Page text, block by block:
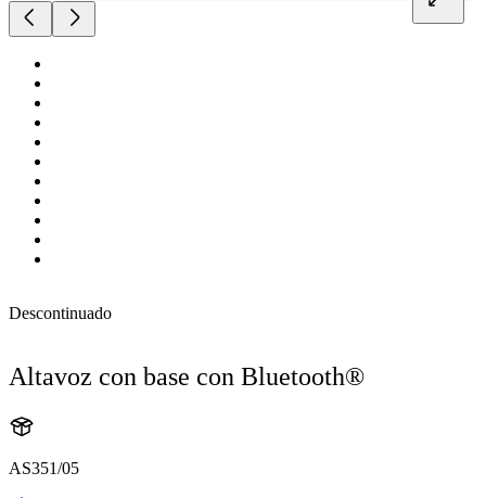
Descontinuado
Altavoz con base con Bluetooth®
AS351/05